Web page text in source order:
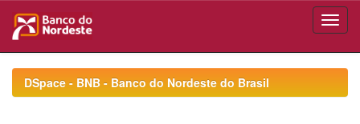
navigationDSpace - BNB - Banco do Nordeste do Brasil